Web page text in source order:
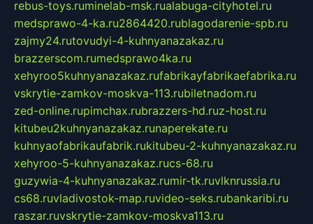
rebus-toys.ruminelab-msk.rualabuga-cityhotel.ru
medsprawo-4-ka.ru2864420.rublagodarenie-spb.ru
zajmy24.rutovudyi-4-kuhnyanazakaz.ru
brazzerscom.rumedsprawo4ka.ru
xehyroo5kuhnyanazakaz.rufabrikayfabrikaefabrika.ru
vskrytie-zamkov-moskva-113.rubiletnadom.ru
zed-online.rupimchax.rubrazzers-hd.ruz-host.ru
kitubeu2kuhnyanazakaz.runaperekate.ru
kuhnyaofabrikaufabrik.rukitubeu-2-kuhnyanazakaz.ru
xehyroo-5-kuhnyanazakaz.rucs-68.ru
guzywia-4-kuhnyanazakaz.rumir-tk.ruvlknrussia.ru
cs68.ruvladivostok-map.ruvideo-seks.rubankaribi.ru
raszar.ruvskrytie-zamkov-moskva113.ru